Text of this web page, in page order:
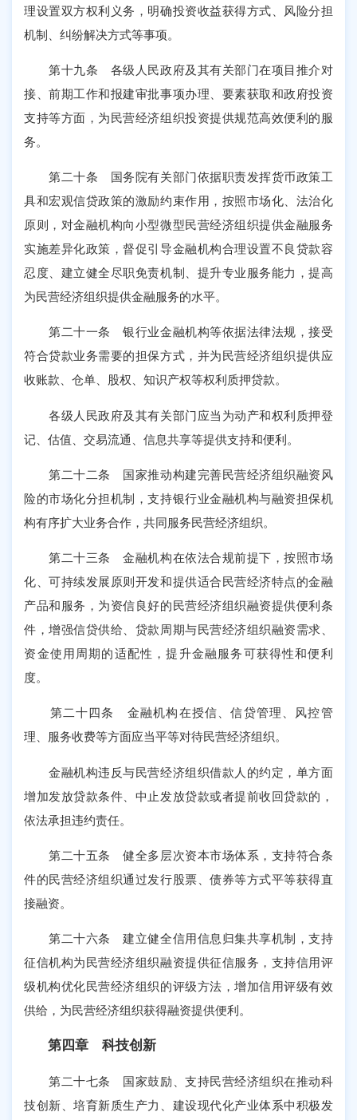
理设置双方权利义务，明确投资收益获得方式、风险分担
机制、纠纷解决方式等事项。
第十九条 各级人民政府及其有关部门在项目推介对
接、前期工作和报建审批事项办理、要素获取和政府投资
支持等方面，为民营经济组织投资提供规范高效便利的服
务。
第二十条 国务院有关部门依据职责发挥货币政策工
具和宏观信贷政策的激励约束作用，按照市场化、法治化
原则，对金融机构向小型微型民营经济组织提供金融服务
实施差异化政策，督促引导金融机构合理设置不良贷款容
忍度、建立健全尽职免责机制、提升专业服务能力，提高
为民营经济组织提供金融服务的水平。
第二十一条 银行业金融机构等依据法律法规，接受
符合贷款业务需要的担保方式，并为民营经济组织提供应
收账款、仓单、股权、知识产权等权利质押贷款。
各级人民政府及其有关部门应当为动产和权利质押登
记、估值、交易流通、信息共享等提供支持和便利。
第二十二条 国家推动构建完善民营经济组织融资风
险的市场化分担机制，支持银行业金融机构与融资担保机
构有序扩大业务合作，共同服务民营经济组织。
第二十三条 金融机构在依法合规前提下，按照市场
化、可持续发展原则开发和提供适合民营经济特点的金融
产品和服务，为资信良好的民营经济组织融资提供便利条
件，增强信贷供给、贷款周期与民营经济组织融资需求、
资金使用周期的适配性，提升金融服务可获得性和便利
度。
第二十四条 金融机构在授信、信贷管理、风控管
理、服务收费等方面应当平等对待民营经济组织。
金融机构违反与民营经济组织借款人的约定，单方面
增加发放贷款条件、中止发放贷款或者提前收回贷款的，
依法承担违约责任。
第二十五条 健全多层次资本市场体系，支持符合条
件的民营经济组织通过发行股票、债券等方式平等获得直
接融资。
第二十六条 建立健全信用信息归集共享机制，支持
征信机构为民营经济组织融资提供征信服务，支持信用评
级机构优化民营经济组织的评级方法，增加信用评级有效
供给，为民营经济组织获得融资提供便利。
第四章 科技创新
第二十七条 国家鼓励、支持民营经济组织在推动科
技创新、培育新质生产力、建设现代化产业体系中积极发